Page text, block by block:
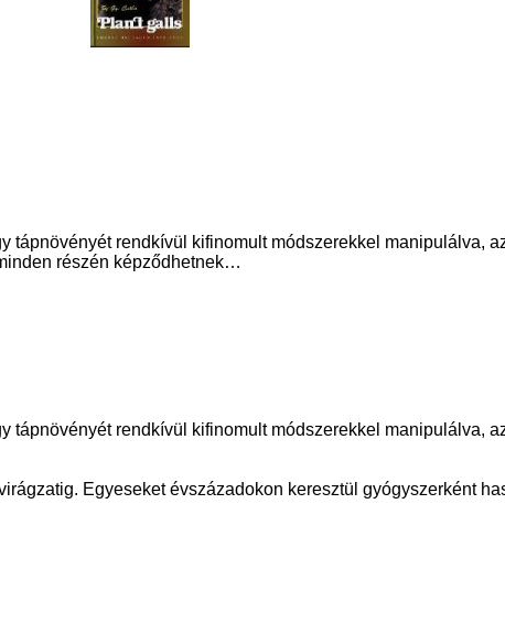
rendkívül kifinomult módszerekkel manipulálva,
részén képződhetnek…
rendkívül kifinomult módszerekkel manipulálva,
Egyeseket évszázadokon keresztül gyógyszerként